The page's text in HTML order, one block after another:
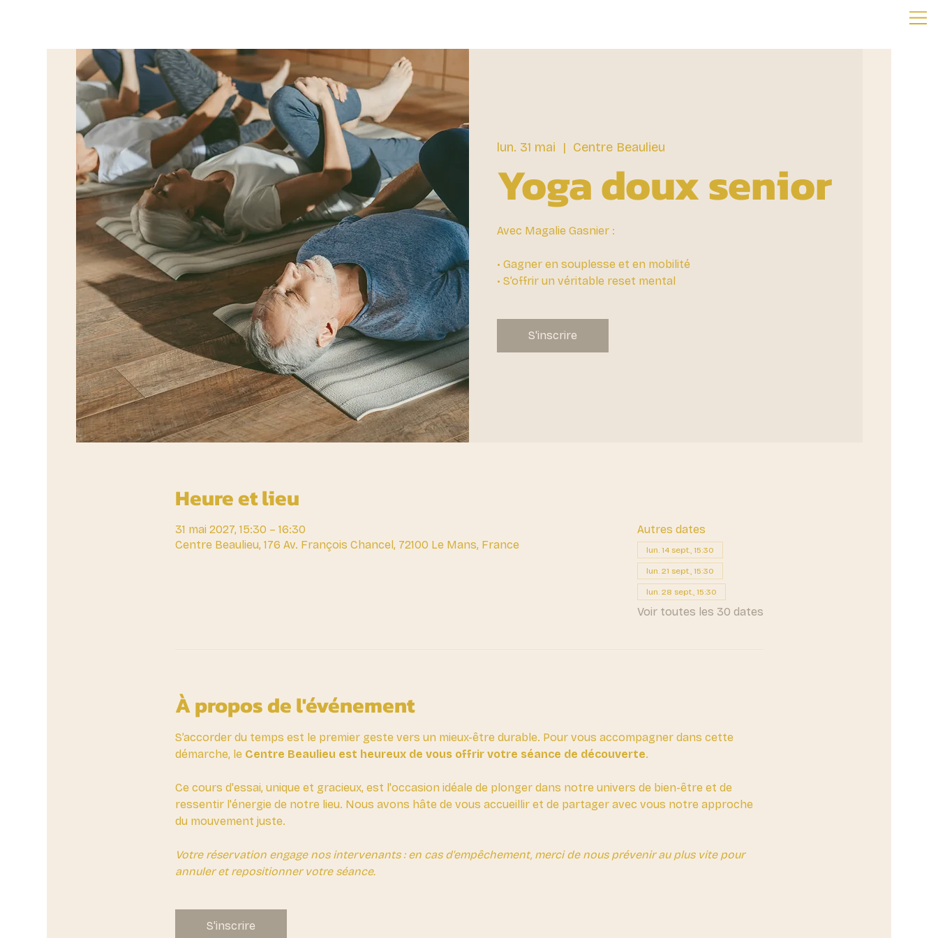
lun. 31 mai
  |
Centre Beaulieu
Yoga doux senior
Avec Magalie Gasnier :
• Gagner en souplesse et en mobilité
• S’offrir un véritable reset mental
S'inscrire
Heure et lieu
31 mai 2027, 15:30 – 16:30
Centre Beaulieu, 176 Av. François Chancel, 72100 Le Mans, France
Autres dates
lun. 14 sept., 15:30
lun. 21 sept., 15:30
lun. 28 sept., 15:30
Voir toutes les 30 dates
À propos de l'événement
S’accorder du temps est le premier geste vers un mieux-être durable. Pour vous accompagner dans cette
démarche, le Centre Beaulieu est heureux de vous offrir votre séance de découverte.
Ce cours d'essai, unique et gracieux, est l'occasion idéale de plonger dans notre univers de bien-être et de
ressentir l'énergie de notre lieu. Nous avons hâte de vous accueillir et de partager avec vous notre approche
du mouvement juste.
Votre réservation engage nos intervenants : en cas d'empêchement, merci de nous prévenir au plus vite pour
annuler et repositionner votre séance.
S'inscrire